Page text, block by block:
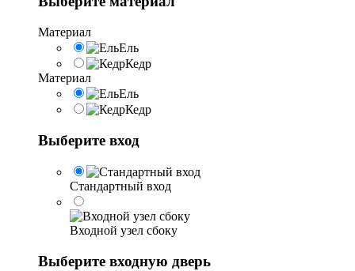
Материал
Ель
Кедр
Материал
Ель
Кедр
Выберите вход
Стандартный вход
Входной узел сбоку
Выберите входную дверь